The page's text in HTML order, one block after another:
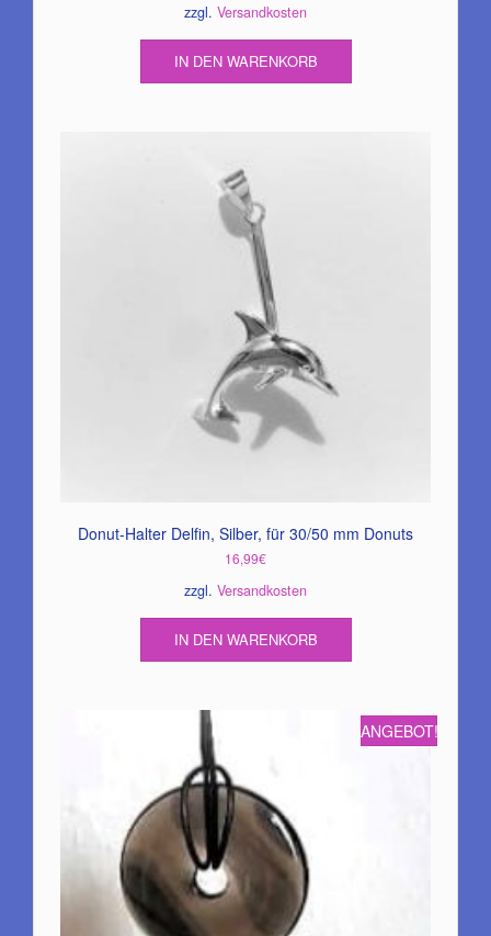
zzgl. Versandkosten
IN DEN WARENKORB
Donut-Halter Delfin, Silber, für 30/50 mm Donuts
16,99€
zzgl. Versandkosten
IN DEN WARENKORB
ANGEBOT!